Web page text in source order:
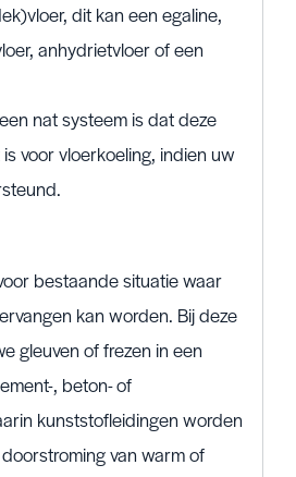
dit kan een egaline,
anhydrietvloer of een
nat systeem is dat deze
voor vloerkoeling, indien uw
bestaande situatie waar
kan worden. Bij deze
gleuven of frezen in een
, beton- of
kunststofleidingen worden
van warm of